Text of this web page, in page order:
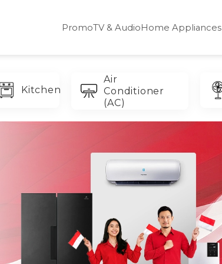
PromoTV & AudioHome Appliances
Kitchen
Air
Conditioner
(AC)